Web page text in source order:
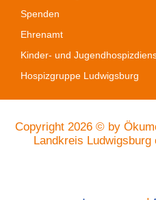
Spenden
Ehrenamt
Kinder- und
Hospizgruppe Ludwigsburg
Copyright 2026 © by
Landkreis Ludwigsburg